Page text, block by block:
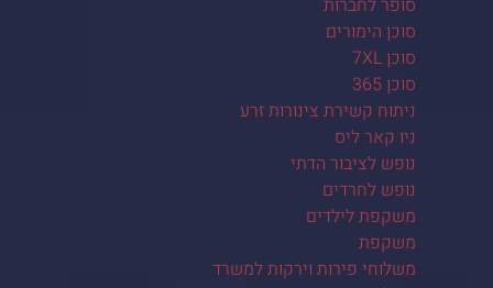
סוכן הימורים
סוכן 7XL
סוכן 365
ניתוח קשירת צינורות זרע
ניו קאר ליס
נופש לציבור הדתי
נופש לחרדים
משקפת לילדים
משקפת
משלוחי פירות וירקות למשרד